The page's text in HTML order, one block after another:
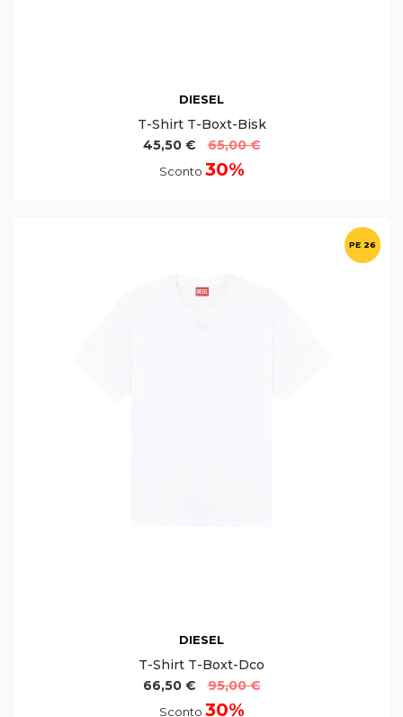
DIESEL
T-Shirt T-Boxt-Bisk
45,50 €
65,00 €
Sconto 30%
PE 26
DIESEL
T-Shirt T-Boxt-Dco
66,50 €
95,00 €
Sconto 30%